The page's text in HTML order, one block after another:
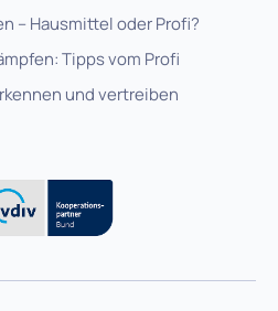
– Hausmittel oder Profi?
Tipps vom Profi
und vertreiben